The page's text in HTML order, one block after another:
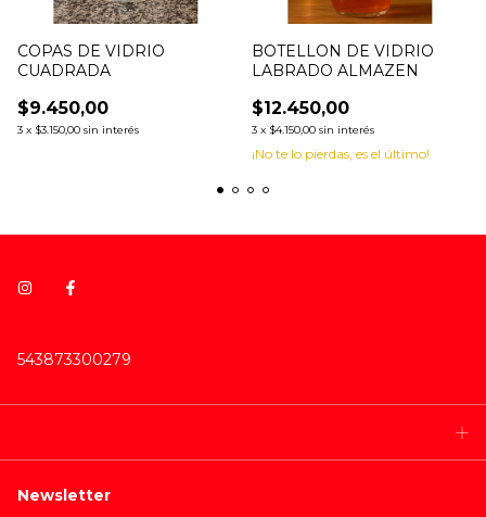
COPAS DE VIDRIO
CUADRADA
$9.450,00
3 x $3.150,00 sin interés
BOTELLON DE VIDRIO
LABRADO ALMAZEN
$12.450,00
3 x $4.150,00 sin interés
¡No te lo pierdas, es el último!
543873300279
Newsletter